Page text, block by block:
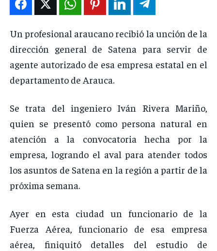
ENTRETENIMIENTO
EN VIVO
NOSOTROS
INSTITUCIONAL
ENTRETENIMIENTO
EN VIVO
NOSOTROS
INSTITUCIONAL
ENTRETENIMIENTO
EN VIVO
NOSOTROS
INSTITUCIONAL
ENTRETENIMIENTO
EN VIVO
NOSOTROS
INSTITUCIONAL
Un profesional araucano recibió la unción de la
dirección general de Satena para servir de
agente autorizado de esa empresa estatal en el
departamento de Arauca.
Se trata del ingeniero Iván Rivera Mariño,
quien se presentó como persona natural en
atención a la convocatoria hecha por la
empresa, logrando el aval para atender todos
los asuntos de Satena en la región a partir de la
próxima semana.
Ayer en esta ciudad un funcionario de la
Fuerza Aérea, funcionario de esa empresa
aérea, finiquitó detalles del estudio de